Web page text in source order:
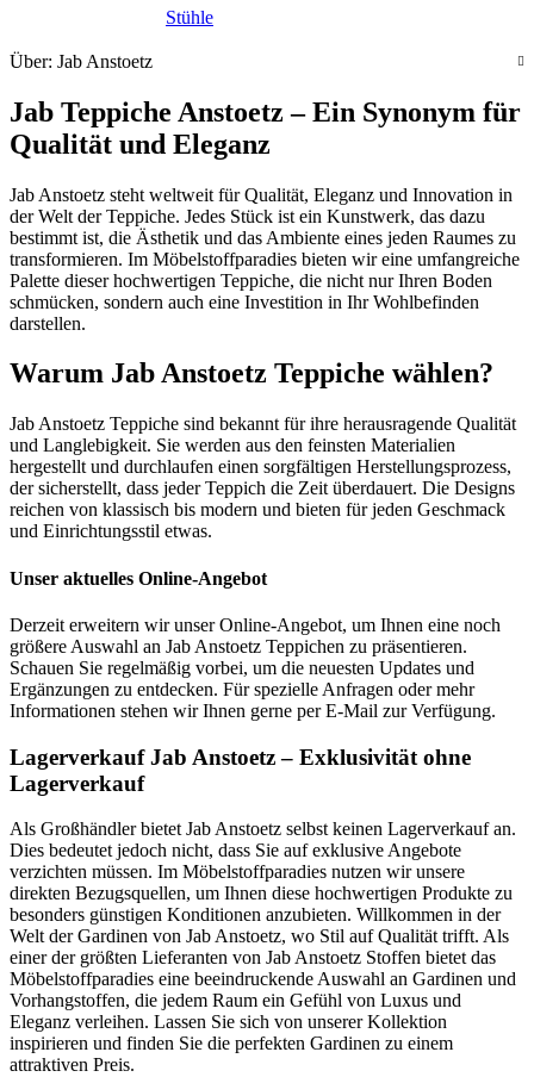
Stühle
Über: Jab Anstoetz
Jab Teppiche Anstoetz – Ein Synonym für
Qualität und Eleganz
Jab Anstoetz steht weltweit für Qualität, Eleganz und Innovation in
der Welt der Teppiche. Jedes Stück ist ein Kunstwerk, das dazu
bestimmt ist, die Ästhetik und das Ambiente eines jeden Raumes zu
transformieren. Im Möbelstoffparadies bieten wir eine umfangreiche
Palette dieser hochwertigen Teppiche, die nicht nur Ihren Boden
schmücken, sondern auch eine Investition in Ihr Wohlbefinden
darstellen.
Warum Jab Anstoetz Teppiche wählen?
Jab Anstoetz Teppiche sind bekannt für ihre herausragende Qualität
und Langlebigkeit. Sie werden aus den feinsten Materialien
hergestellt und durchlaufen einen sorgfältigen Herstellungsprozess,
der sicherstellt, dass jeder Teppich die Zeit überdauert. Die Designs
reichen von klassisch bis modern und bieten für jeden Geschmack
und Einrichtungsstil etwas.
Unser aktuelles Online-Angebot
Derzeit erweitern wir unser Online-Angebot, um Ihnen eine noch
größere Auswahl an Jab Anstoetz Teppichen zu präsentieren.
Schauen Sie regelmäßig vorbei, um die neuesten Updates und
Ergänzungen zu entdecken. Für spezielle Anfragen oder mehr
Informationen stehen wir Ihnen gerne per E-Mail zur Verfügung.
Lagerverkauf Jab Anstoetz – Exklusivität ohne
Lagerverkauf
Als Großhändler bietet Jab Anstoetz selbst keinen Lagerverkauf an.
Dies bedeutet jedoch nicht, dass Sie auf exklusive Angebote
verzichten müssen. Im Möbelstoffparadies nutzen wir unsere
direkten Bezugsquellen, um Ihnen diese hochwertigen Produkte zu
besonders günstigen Konditionen anzubieten. Willkommen in der
Welt der Gardinen von Jab Anstoetz, wo Stil auf Qualität trifft. Als
einer der größten Lieferanten von Jab Anstoetz Stoffen bietet das
Möbelstoffparadies eine beeindruckende Auswahl an Gardinen und
Vorhangstoffen, die jedem Raum ein Gefühl von Luxus und
Eleganz verleihen. Lassen Sie sich von unserer Kollektion
inspirieren und finden Sie die perfekten Gardinen zu einem
attraktiven Preis.